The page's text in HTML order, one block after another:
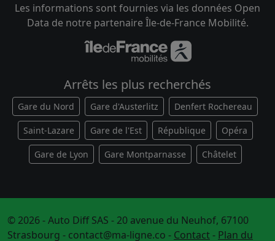
Les informations sont fournies via les données Open
Data de notre partenaire Île-de-France Mobilité.
Arrêts les plus recherchés
Gare du Nord Gare d'Austerlitz Denfert Rochereau
Saint-Lazare Gare de l'Est République Opéra
Gare de Lyon Gare Montparnasse Châtelet
© 2026 - Auto Diff SAS - 20 avenue du Neuhof, 67100
Strasbourg - contact@ma-ligne.co - Contact- Plan du